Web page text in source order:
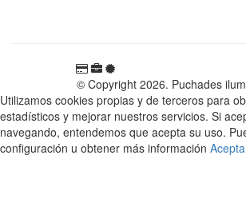
© Copyright 2026. Puchades
Utilizamos cookies propias y de terceros para
estadísticos y mejorar nuestros servicios. Si
navegando, entendemos que acepta su uso.
configuración u obtener más información